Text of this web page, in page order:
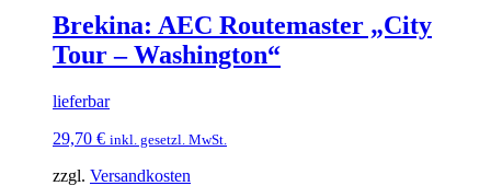
Brekina: AEC Routemaster „City
Tour – Washington“
lieferbar
29,70 € inkl. gesetzl. MwSt.
zzgl. Versandkosten